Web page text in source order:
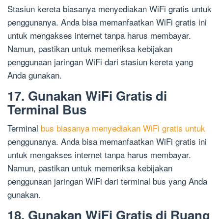
Stasiun kereta biasanya menyediakan WiFi gratis untuk
penggunanya. Anda bisa memanfaatkan WiFi gratis ini
untuk mengakses internet tanpa harus membayar.
Namun, pastikan untuk memeriksa kebijakan
penggunaan jaringan WiFi dari stasiun kereta yang
Anda gunakan.
17. Gunakan WiFi Gratis di
Terminal Bus
Terminal bus biasanya menyediakan WiFi gratis untuk
penggunanya. Anda bisa memanfaatkan WiFi gratis ini
untuk mengakses internet tanpa harus membayar.
Namun, pastikan untuk memeriksa kebijakan
penggunaan jaringan WiFi dari terminal bus yang Anda
gunakan.
18. Gunakan WiFi Gratis di Ruang